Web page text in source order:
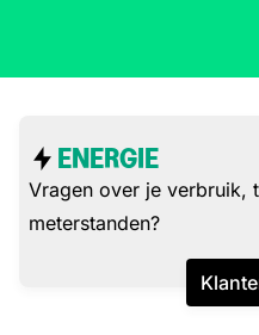
ENERGIE
Vragen over je verbruik,
meterstanden?